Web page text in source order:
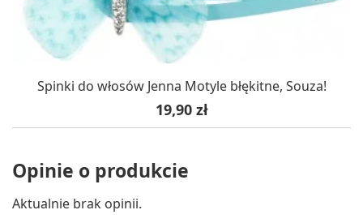
Spinki do włosów Jenna Motyle błękitne, Souza!
Cena
19,90 zł
Opinie o produkcie
Aktualnie brak opinii.